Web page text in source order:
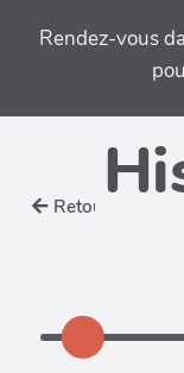
Rendez-vous
Retour